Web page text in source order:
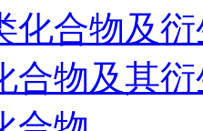
化合物及
合物及其